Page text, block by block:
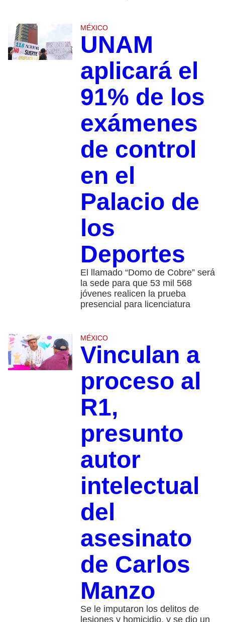
MÉXICO
UNAM
aplicará el
91% de los
exámenes
de control
en el
Palacio de
los
Deportes
El llamado “Domo de Cobre” será
la sede para que 53 mil 568
jóvenes realicen la prueba
presencial para licenciatura
MÉXICO
Vinculan a
proceso al
R1,
presunto
autor
intelectual
del
asesinato
de Carlos
Manzo
Se le imputaron los delitos de
lesiones y homicidio, y se dio un